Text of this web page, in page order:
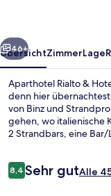
Weiter
46+
ÜbersichtZimmerLage
Aparthotel Rialto &
denn hier
von Binz und
gehen, wo italienische
2 Strandbars, eine
Bewertungen
8,48,4 von 10.
Sehr gutAlle